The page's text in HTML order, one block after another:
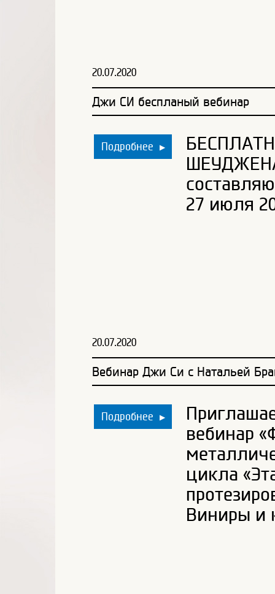
20.07.2020
Джи СИ беспланый вебинар
Подробнее ▶
27 июля
20.07.2020
Вебинар Джи Си с Натальей
Подробнее ▶
вебинар
цикла
Виниры и